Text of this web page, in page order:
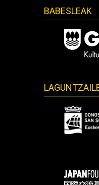
BABESLEAK